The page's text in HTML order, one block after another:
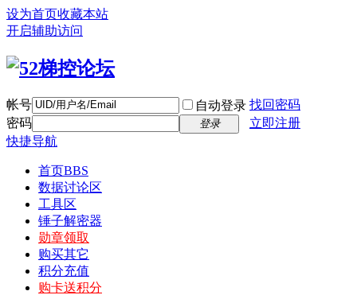
设为首页收藏本站
开启辅助访问
帐号 自动登录 找回密码
密码
登录
立即注册
快捷导航
首页BBS
数据讨论区
工具区
锤子解密器
勋章领取
购买其它
积分充值
购卡送积分